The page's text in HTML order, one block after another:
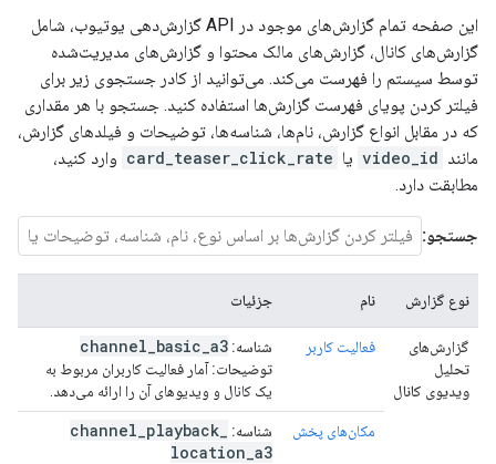
این صفحه تمام گزارش‌های موجود در API گزارش‌دهی یوتیوب، شامل
گزارش‌های کانال، گزارش‌های مالک محتوا و گزارش‌های مدیریت‌شده
توسط سیستم را فهرست می‌کند. می‌توانید از کادر جستجوی زیر برای
فیلتر کردن پویای فهرست گزارش‌ها استفاده کنید. جستجو با هر مقداری
که در مقابل انواع گزارش، نام‌ها، شناسه‌ها، توضیحات و فیلدهای گزارش،
مانند video_id یا card_teaser_click_rate وارد کنید،
مطابقت دارد.
جستجو:
نوع گزارش نام جزئیات
گزارش‌های
تحلیل
ویدیوی کانال
فعالیت کاربر شناسه: channel basic a3
توضیحات:آمار فعالیت کاربران مربوط به
یک کانال و ویدیوهای آن را ارائه می‌دهد.
مکان‌های پخش شناسه: channel playback
location a3